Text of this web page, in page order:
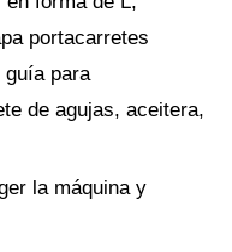
portacarretes
guía para
de agujas, aceitera,
la máquina y